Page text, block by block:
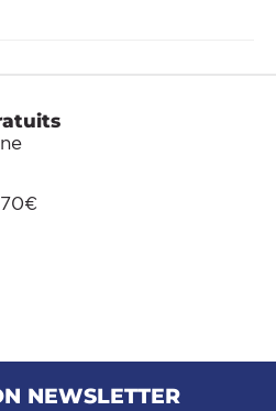
NEWSLETTER